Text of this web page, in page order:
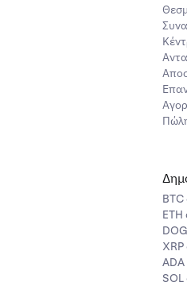
11.000
72000
BTC
ETH
XRP
ADA
SOL